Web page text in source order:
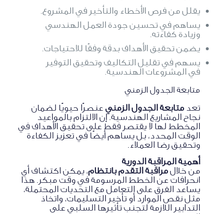
يقلل من فرص الأخطاء والتأخير في المشروع.
يساهم في تحسين جودة العمل الهندسي
وزيادة كفاءته.
يضمن تحقيق الأهداف بدقة وفقًا للاحتياجات.
يسهم في تقليل التكاليف وتحقيق التوفير
في المشروعات الهندسية.
متابعة الجدول الزمني
تعدمتابعة الجدول الزمنيعنصرًا حيويًا لضمان
نجاح المشاريع الهندسية. إن الالتزام بالمواعيد
المخطط لها لا يقتصر فقط على تحقيق الأهداف في
الوقت المحدد، بل يساهم أيضًا في تعزيز الكفاءة
وتحقيق رضا العملاء.
أهمية المراقبة الدورية
من خلالمراقبة التقدم بانتظام، يمكن اكتشاف أي
انحرافات عن الخطط المرسومة في وقت مبكر. هذا
يساعد الفرق على التعامل مع التحديات المحتملة،
مثل نقص الموارد أو تأخير التسليمات، واتخاذ
التدابير اللازمة لتجنب تأثيرها السلبي على